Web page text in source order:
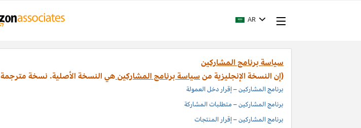
AR
سياسة برنامج المشاركين
(إن النسخة الإنجليزية منسياسة برنامج المشاركين هي النسخة الأصلية. نسخة مترجمة
برنامج المشاركين – إقرار دخل العمولة
برنامج المشاركين – متطلبات المشاركة
برنامج المشاركين – إقرار المنتجات